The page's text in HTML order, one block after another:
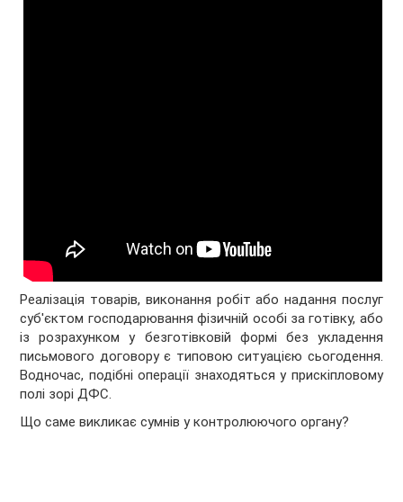
Реалізація товарів, виконання робіт або надання послуг
суб'єктом господарювання фізичній особі за готівку, або
із розрахунком у безготівковій формі без укладення
письмового договору є типовою ситуацією сьогодення.
Водночас, подібні операції знаходяться у прискіпловому
полі зорі ДФС.
Що саме викликає сумнів у контролюючого органу?